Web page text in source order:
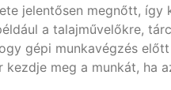
jelentősen megnőtt,
a talajművelőkre,
gépi munkavégzés
meg a munkát, ha